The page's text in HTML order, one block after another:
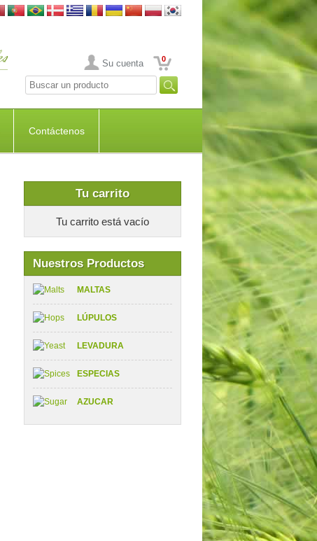
Su cuenta 0
Contáctenos
Tu carrito
Tu carrito está vacío
Nuestros Productos
MALTAS
LÚPULOS
LEVADURA
ESPECIAS
AZUCAR